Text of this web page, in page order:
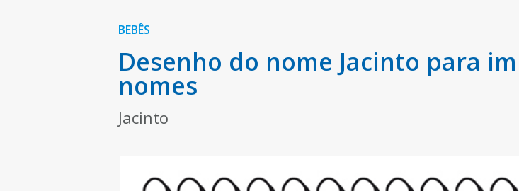
BEBÊS
Desenho do nome Jacinto para
nomes
Jacinto